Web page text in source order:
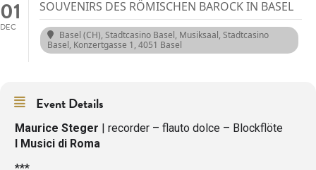
01
DEC
SOUVENIRS DES RÖMISCHEN BAROCK IN BASEL
Basel (CH), Stadtcasino Basel, Musiksaal, Stadtcasino
Basel, Konzertgasse 1, 4051 Basel
Event Details
Maurice Steger | recorder – flauto dolce – Blockflöte
I Musici di Roma